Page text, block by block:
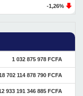
-1,26%
1 032 875 978 FCFA
702 114 878 790 FCFA
933 191 346 885 FCFA